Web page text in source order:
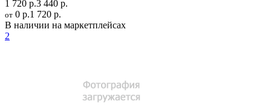
1 720 р.3 440 р.
от 0 р.1 720 р.
В наличии на маркетплейсах
2